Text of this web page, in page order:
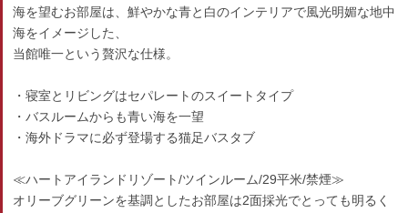
海を望むお部屋は、鮮やかな青と白のインテリアで風光明媚な地中
海をイメージした、
当館唯一という贅沢な仕様。
・寝室とリビングはセパレートのスイートタイプ
・バスルームからも青い海を一望
・海外ドラマに必ず登場する猫足バスタブ
≪ハートアイランドリゾート/ツインルーム/29平米/禁煙≫
オリーブグリーンを基調としたお部屋は2面採光でとっても明るく